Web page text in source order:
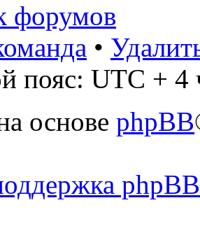
форумов
•
пояс: UTC + 4
основе phpBB
phpBB